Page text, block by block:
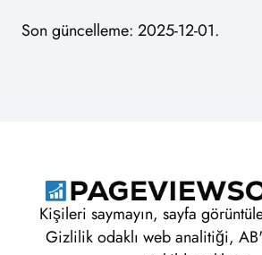
Son güncelleme: 2025-12-01.
Kişileri saymayın, sayfa
Gizlilik odaklı web analitiği,